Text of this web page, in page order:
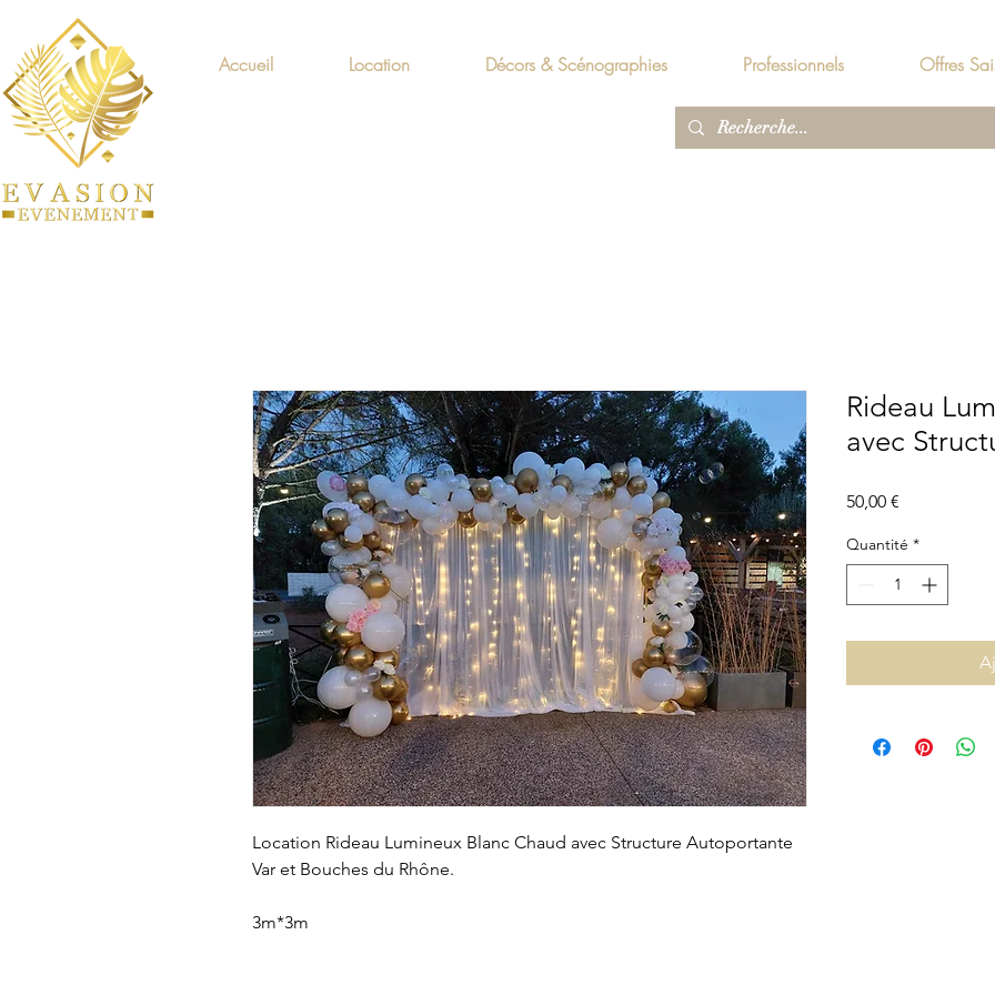
Accueil Location Décors & Scénographies Professionnels Offres
Location Rideau Lumineux Blanc Chaud avec Structure Autoportante
Var et Bouches du Rhône.
3m*3m
Rideau
avec
50,00 €
Quantité *